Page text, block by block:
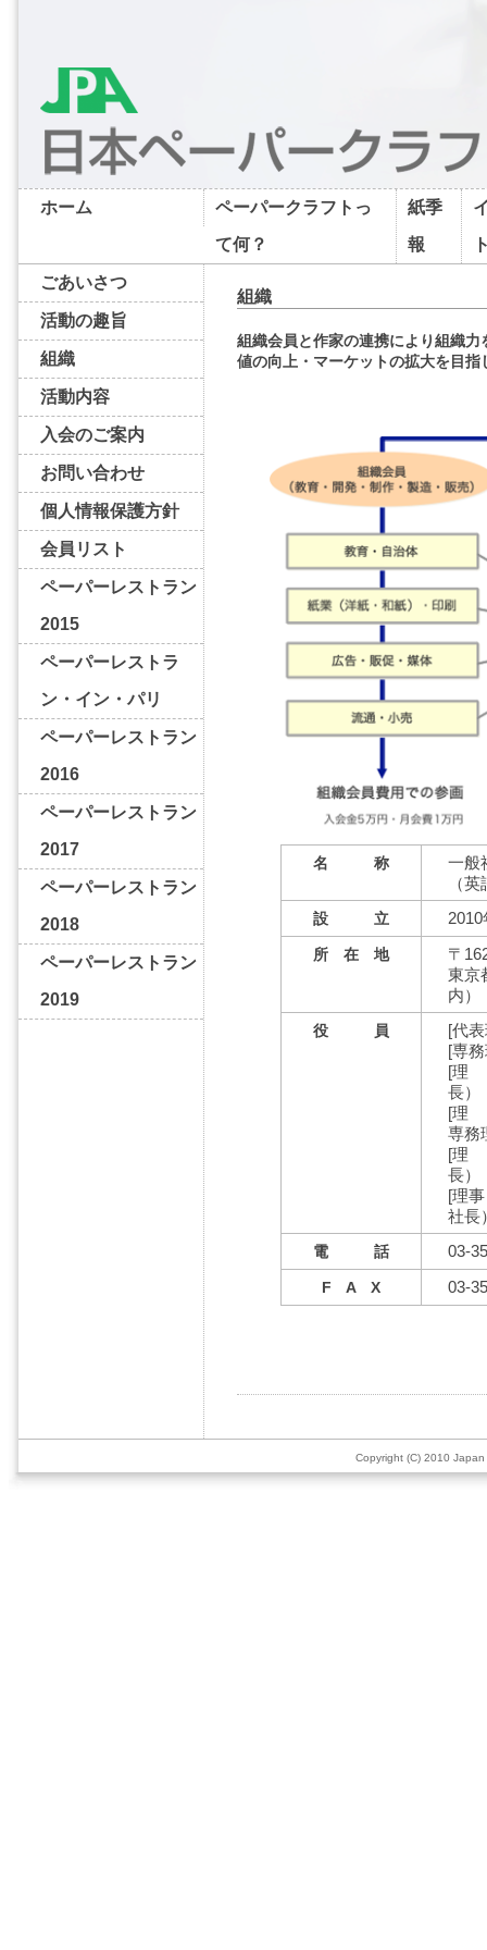
ホーム
ペーパークラフトっ
て何？
紙季
報
ごあいさつ
活動の趣旨
組織
活動内容
入会のご案内
お問い合わせ
個人情報保護方針
会員リスト
ペーパーレストラン
2015
ペーパーレストラ
ン・イン・パリ
ペーパーレストラン
2016
ペーパーレストラン
2017
ペーパーレストラン
2018
ペーパーレストラン
2019
組織
組織会員と作家の連携により組織
値の向上・マーケットの拡大を目指
名 称
一般
（
設 立
所 在 地
〒
東京
内）
役 員
[代
[専
[理
長）
[理
専務
[理
長）
[理
社長
電 話 03-
F A X 03-
Copyright (C) 2010